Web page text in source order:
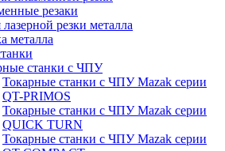
резаки
резки металла
металла
станки с ЧПУ
Токарные станки с ЧПУ Mazak серии
QT-PRIMOS
Токарные станки с ЧПУ Mazak серии
QUICK TURN
Токарные станки с ЧПУ Mazak серии